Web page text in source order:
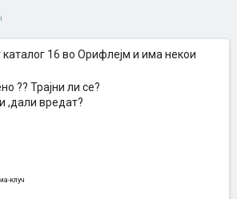
каталог 16 во Орифлејм и има некои
?? Трајни ли се?
,дали вредат?
клуч